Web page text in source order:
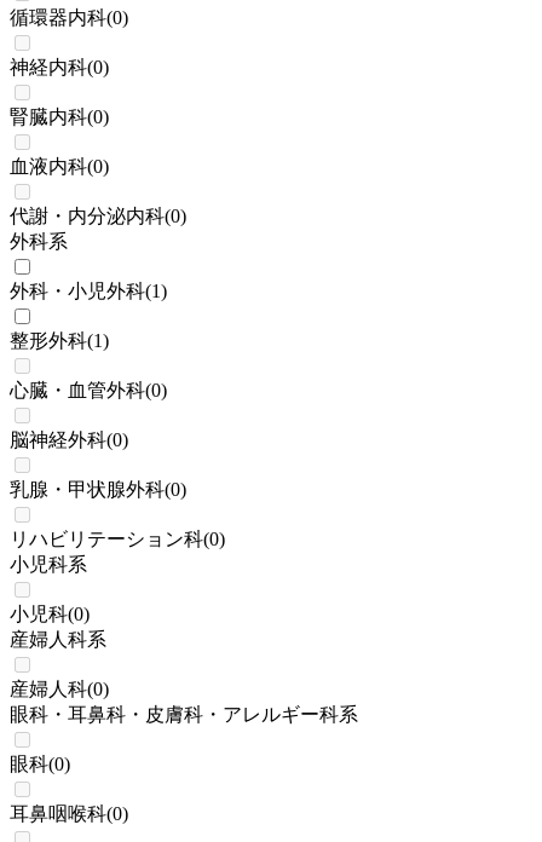
循環器内科(0)
神経内科(0)
腎臓内科(0)
血液内科(0)
代謝・内分泌内科(0)
外科系
外科・小児外科(1)
整形外科(1)
心臓・血管外科(0)
脳神経外科(0)
乳腺・甲状腺外科(0)
リハビリテーション科(0)
小児科系
小児科(0)
産婦人科系
産婦人科(0)
眼科・耳鼻科・皮膚科・アレルギー科系
眼科(0)
耳鼻咽喉科(0)